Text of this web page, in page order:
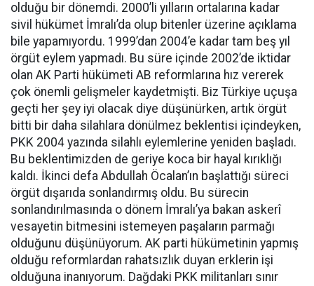
olduğu bir dönemdi. 2000’li yılların ortalarına kadar
sivil hükümet İmralı’da olup bitenler üzerine açıklama
bile yapamıyordu. 1999’dan 2004’e kadar tam beş yıl
örgüt eylem yapmadı. Bu süre içinde 2002’de iktidar
olan AK Parti hükümeti AB reformlarına hız vererek
çok önemli gelişmeler kaydetmişti. Biz Türkiye uçuşa
geçti her şey iyi olacak diye düşünürken, artık örgüt
bitti bir daha silahlara dönülmez beklentisi içindeyken,
PKK 2004 yazında silahlı eylemlerine yeniden başladı.
Bu beklentimizden de geriye koca bir hayal kırıklığı
kaldı. İkinci defa Abdullah Öcalan’ın başlattığı süreci
örgüt dışarıda sonlandırmış oldu. Bu sürecin
sonlandırılmasında o dönem İmralı’ya bakan askerî
vesayetin bitmesini istemeyen paşaların parmağı
olduğunu düşünüyorum. AK parti hükümetinin yapmış
olduğu reformlardan rahatsızlık duyan erklerin işi
olduğuna inanıyorum. Dağdaki PKK militanları sınır